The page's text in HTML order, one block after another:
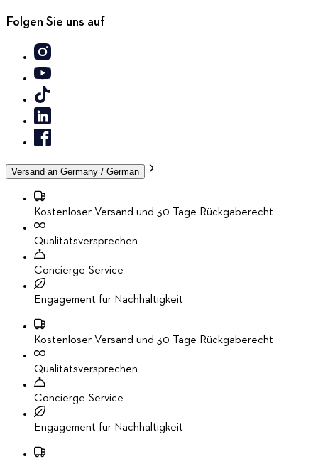
Folgen Sie uns auf
Versand an Germany / German
Kostenloser Versand und 30 Tage Rückgaberecht
Qualitätsversprechen
Concierge-Service
Engagement für Nachhaltigkeit
Kostenloser Versand und 30 Tage Rückgaberecht
Qualitätsversprechen
Concierge-Service
Engagement für Nachhaltigkeit